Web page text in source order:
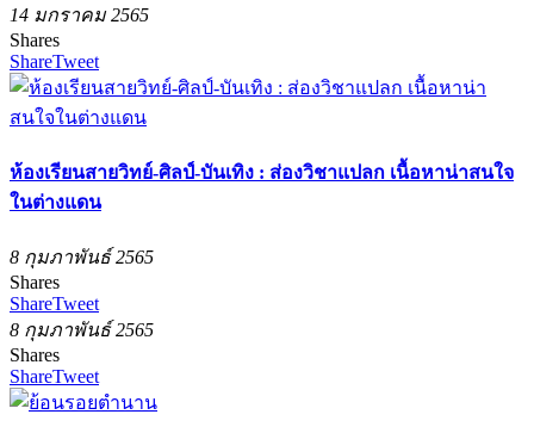
14 มกราคม 2565
Shares
ShareTweet
ห้องเรียนสายวิทย์-ศิลป์-บันเทิง : ส่องวิชาแปลก เนื้อหาน่าสนใจ
ในต่างแดน
8 กุมภาพันธ์ 2565
Shares
ShareTweet
8 กุมภาพันธ์ 2565
Shares
ShareTweet